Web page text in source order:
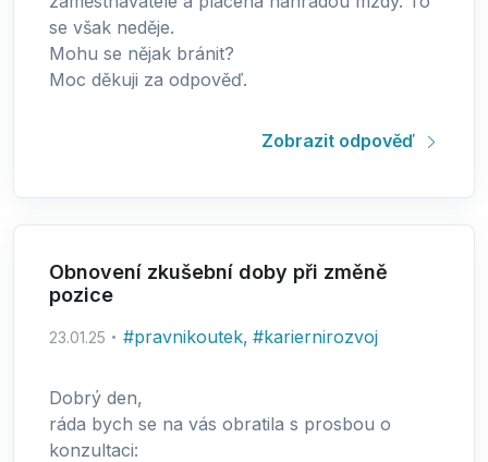
se však neděje.
Mohu se nějak bránit?
Moc děkuji za odpověď.
Zobrazit odpověď
Obnovení zkušební doby při změně
pozice
23.01.25 #pravnikoutek, #kariernirozvoj
Dobrý den,
ráda bych se na vás obratila s prosbou o
konzultaci: